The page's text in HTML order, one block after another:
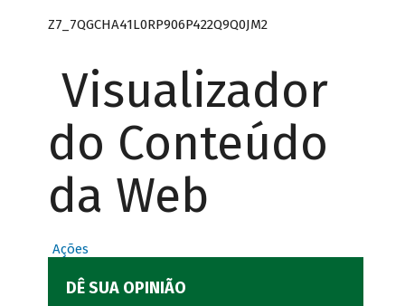
Z7_7QGCHA41L0RP906P422Q9Q0JM2
Visualizador
do Conteúdo
da Web
Ações
DÊ SUA OPINIÃO